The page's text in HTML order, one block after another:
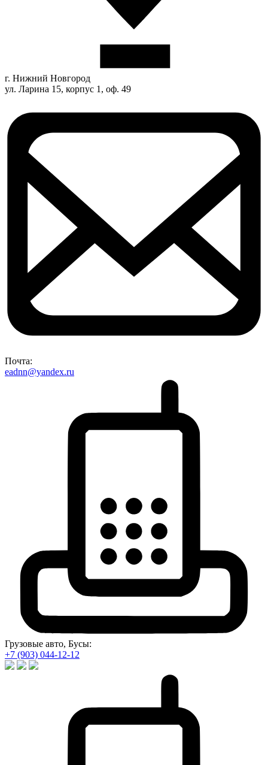
г. Нижний Новгород
ул. Ларина 15, корпус 1, оф. 49
Почта:
eadnn@yandex.ru
Грузовые авто, Бусы:
+7 (903) 044-12-12